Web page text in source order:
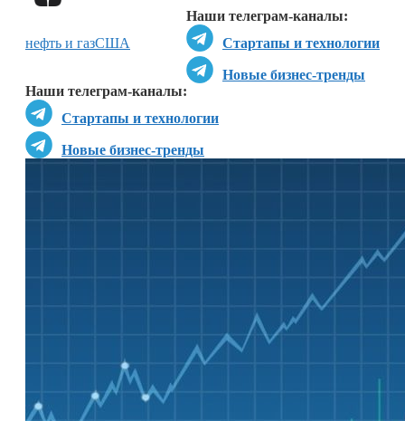
Наши телеграм-каналы:
Стартапы и технологии
Новые бизнес-тренды
Наши телеграм-каналы:
Стартапы и технологии
Новые бизнес-тренды
нефть и газСША